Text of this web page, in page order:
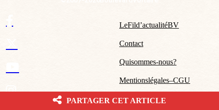
Le Fil d’actualité BV
Contact
Qui sommes-nous ?
Mentions légales – CGU
PARTAGER CET ARTICLE